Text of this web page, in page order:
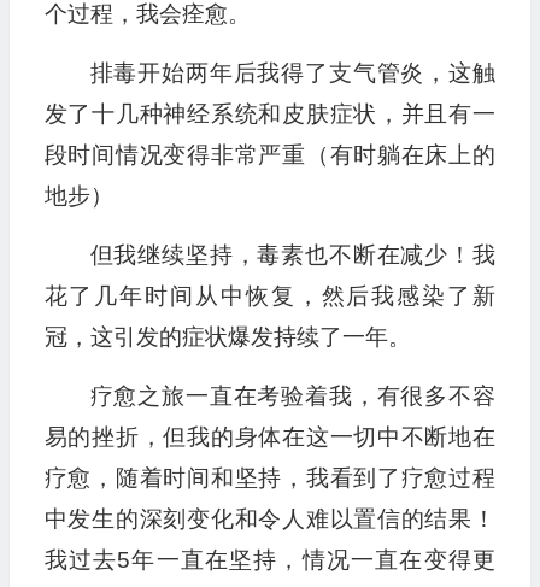
个过程，我会痊愈。
排毒开始两年后我得了支气管炎，这触
发了十几种神经系统和皮肤症状，并且有一
段时间情况变得非常严重（有时躺在床上的
地步）
但我继续坚持，毒素也不断在减少！我
花了几年时间从中恢复，然后我感染了新
冠，这引发的症状爆发持续了一年。
疗愈之旅一直在考验着我，有很多不容
易的挫折，但我的身体在这一切中不断地在
疗愈，随着时间和坚持，我看到了疗愈过程
中发生的深刻变化和令人难以置信的结果！
我过去5年一直在坚持，情况一直在变得更